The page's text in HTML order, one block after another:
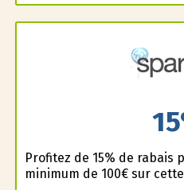
Profitez de 15% de rabais
minimum de 100€ sur